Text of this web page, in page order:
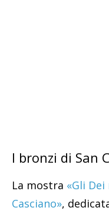
I bronzi di San
La mostra «Gli
Casciano»,